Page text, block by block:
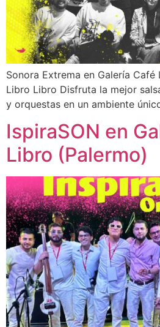
Sonora Extrema en Galería
Libro Libro Disfruta la mejor
y orquestas en un ambiente
IspiraSON en
Libro (Palermo)